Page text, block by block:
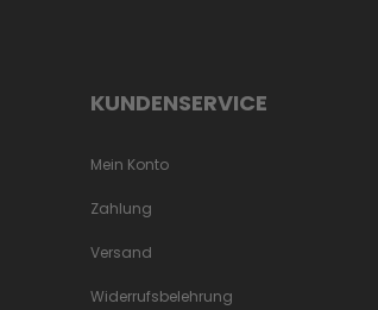
KUNDENSERVICE
Mein Konto
Zahlung
Versand
Widerrufsbelehrung